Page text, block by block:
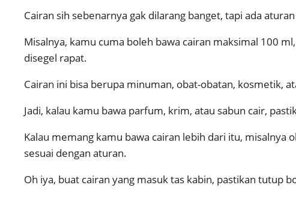
Cairan sih sebenarnya gak dilarang banget, tapi ada
Misalnya, kamu cuma boleh bawa cairan maksimal 100
disegel rapat.
Cairan ini bisa berupa minuman, obat-obatan, kosmetik,
Jadi, kalau kamu bawa parfum, krim, atau sabun cair,
Kalau memang kamu bawa cairan lebih dari itu,
sesuai dengan aturan.
Oh iya, buat cairan yang masuk tas kabin, pastikan tutup